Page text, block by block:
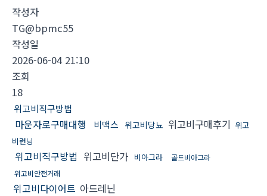
작성자
TG@bpmc55
작성일
2026-06-04 21:10
조회
18
위고비직구방법
마운자로구매대행 비맥스 위고비당뇨 위고비구매후기 위고
비런닝
위고비직구방법 위고비단가 비아그라
골드비아그라
위고비안전거래
위고비다이어트 아드레닌